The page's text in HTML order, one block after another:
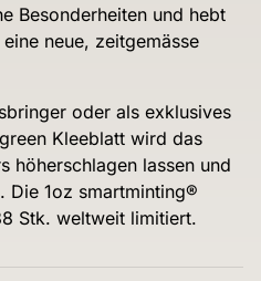
Besonderheiten und hebt
neue, zeitgemässe
oder als exklusives
Kleeblatt wird das
höherschlagen lassen und
Die 1oz smartminting®
Stk. weltweit limitiert.